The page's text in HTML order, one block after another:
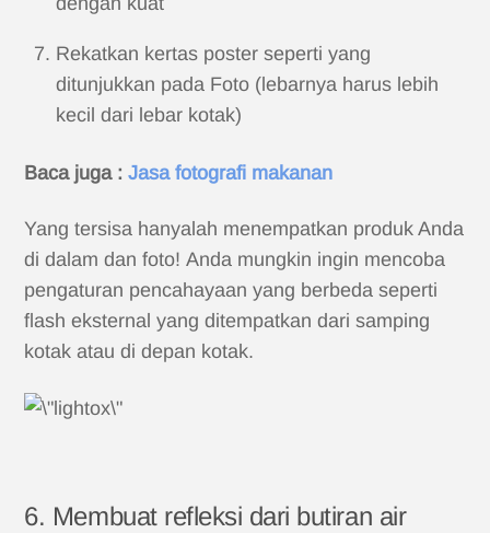
Rekatkan kertas poster seperti yang
ditunjukkan pada Foto (lebarnya harus lebih
kecil dari lebar kotak)
Baca juga :Jasa fotografi makanan
Yang tersisa hanyalah menempatkan produk Anda
di dalam dan foto! Anda mungkin ingin mencoba
pengaturan pencahayaan yang berbeda seperti
flash eksternal yang ditempatkan dari samping
kotak atau di depan kotak.
6. Membuat refleksi dari butiran air